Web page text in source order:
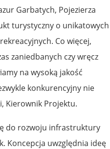
Garbatych, Pojezierza
turystyczny o unikatowych
Co więcej,
zaniedbanych czy wręcz
na wysoką jakość
konkurencyjny nie
Kierownik Projektu.
do rozwoju infrastruktury
Koncepcja uwzględnia ideę